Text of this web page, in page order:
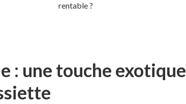
rentable ?
: une touche exotique